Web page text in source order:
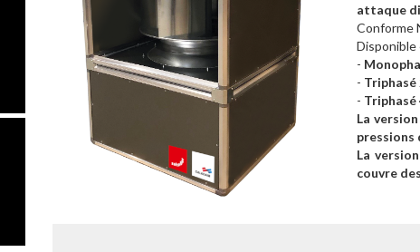
attaque
Conforme
Disponible
-
- Triphasé
- Triphasé
La
pressions
La
couvre